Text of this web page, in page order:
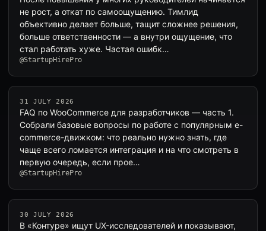
не рост, а откат по самоощущению. Тимлид
объективно делает больше, тащит сложнее решения,
больше ответственности — а внутри ощущение, что
стал работать хуже. Частая ошибк…
@StartupHirePro
31 JULY 2026
FAQ по WooCommerce для разработчиков — часть 1.
Собрали базовые вопросы по работе с популярным e-
commerce-движком: что реально нужно знать, где
чаще всего ломается интеграция и на что смотреть в
первую очередь, если прое…
@StartupHirePro
30 JULY 2026
В «Контуре» ищут UX-исследователей и показывают,